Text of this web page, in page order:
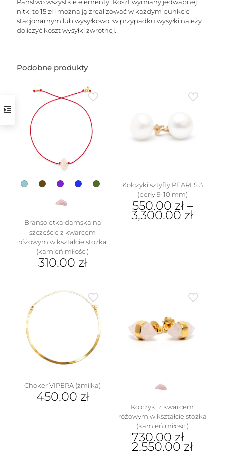
Państwo wszystkie elementy. Koszt wymiany jedwabnej
nitki to 15 zł i można ją zrealizować w każdym punkcie
stacjonarnym lub wysyłkowo, w przypadku wysyłki należy
doliczyć koszt wysyłki zwrotnej.
Podobne produkty
Bransoletka damska na
szczęście z kwarcem
różowym w kształcie stożka
(kamień miłości)
310.00 zł
ma
wariantów.
stronie
Kolczyki sztyfty PEARLS 3
(perły 9-10 mm)
550.00 zł–
3,300.00 zł
produktu
Choker VIPERA (żmijka)
450.00 zł
Kolczyki z kwarcem
różowym w kształcie stożka
(kamień miłości)
730.00 zł –
2,550.00 zł